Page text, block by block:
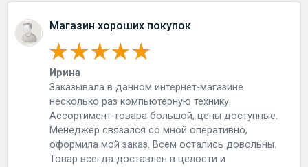
Магазин хороших покупок
Ирина
Заказывала в данном интернет-магазине
несколько раз компьютерную технику.
Ассортимент товара большой, цены доступные.
Менеджер связался со мной оперативно,
оформила мой заказ. Всем остались довольны.
Товар всегда доставлен в целости и